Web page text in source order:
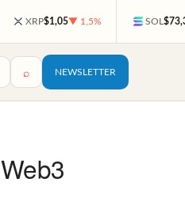
XRP$1,05▼ 1,5% SOL
⌕ NEWSLETTER